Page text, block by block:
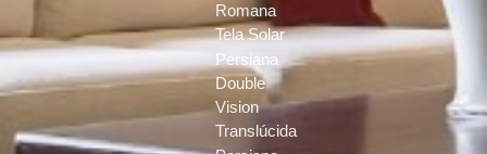
Romana
Tela Solar
Persiana
Double
Vision
Translúcida